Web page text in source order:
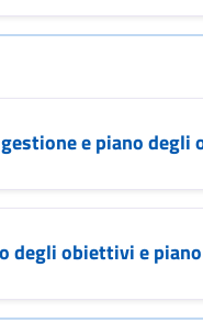
e piano
degli obiettivi e